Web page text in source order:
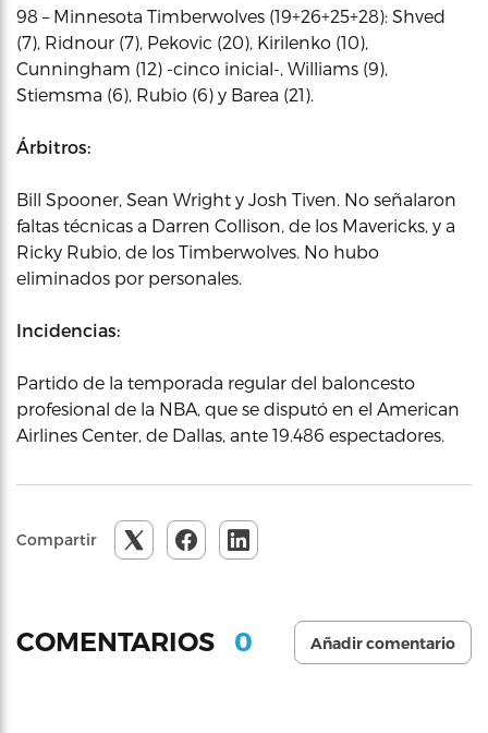
98 – Minnesota Timberwolves (19+26+25+28): Shved
(7), Ridnour (7), Pekovic (20), Kirilenko (10),
Cunningham (12) -cinco inicial-, Williams (9),
Stiemsma (6), Rubio (6) y Barea (21).
Árbitros:
Bill Spooner, Sean Wright y Josh Tiven. No señalaron
faltas técnicas a Darren Collison, de los Mavericks, y a
Ricky Rubio, de los Timberwolves. No hubo
eliminados por personales.
Incidencias:
Partido de la temporada regular del baloncesto
profesional de la NBA, que se disputó en el American
Airlines Center, de Dallas, ante 19.486 espectadores.
Compartir
COMENTARIOS 0 Añadir comentario